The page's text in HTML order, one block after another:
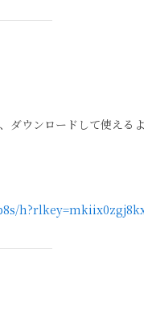
ウンロードして使える